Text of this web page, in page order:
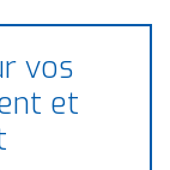
vos
et